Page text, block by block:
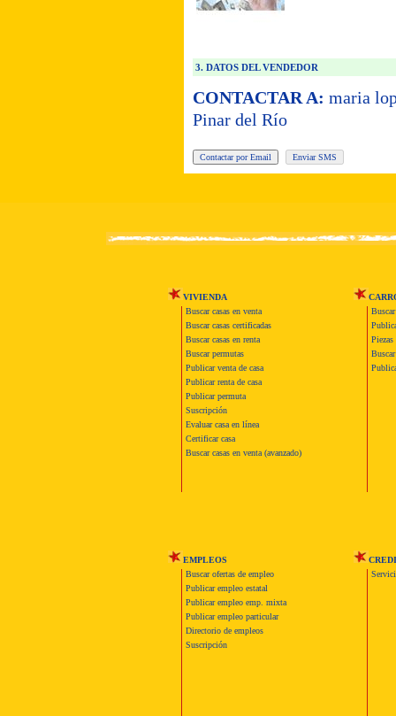
3. DATOS DEL VENDEDOR
CONTACTAR A: maria
Pinar del Río
VIVIENDA
Buscar casas en venta
Buscar casas certificadas
Buscar casas en renta
Buscar permutas
Publicar venta de casa
Publicar renta de casa
Publicar permuta
Suscripción
Evaluar casa en línea
Certificar casa
Buscar casas en venta (avanzado)
Piezas
EMPLEOS
Buscar ofertas de empleo
Publicar empleo estatal
Publicar empleo emp. mixta
Publicar empleo particular
Directorio de empleos
Suscripción